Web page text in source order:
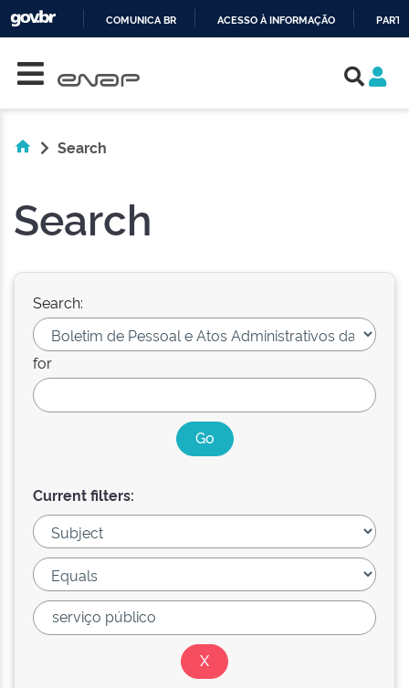
COMUNICA BR ACESSO À INFORMAÇÃO
Search
Search
Search:
for
Current filters: